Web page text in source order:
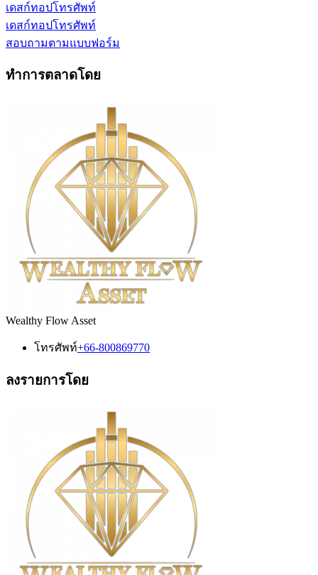
เดสก์ทอปโทรศัพท์
เดสก์ทอปโทรศัพท์
สอบถามตามแบบฟอร์ม
ทำการตลาดโดย
Wealthy Flow Asset
โทรศัพท์+66-800869770
ลงรายการโดย